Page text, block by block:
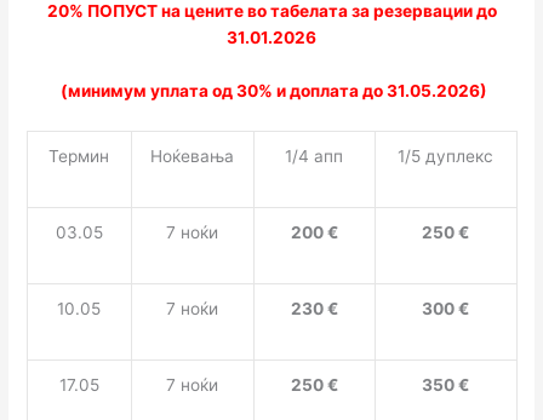
20% ПОПУСТ на цените во табелата за резервации до
31.01.2026
(минимум уплата од 30% и доплата до 31.05.2026)
Термин Ноќевања 1/4 апп 1/5 дуплекс
03.05 7 ноќи 200 € 250 €
10.05 7 ноќи 230 € 300 €
17.05 7 ноќи 250 € 350 €